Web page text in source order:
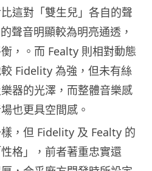
這對「雙生兒」各自的聲
聲音明顯較為明亮通透，
，。而 Fealty 則相對動態
Fidelity 為強，但未有絲
器的光澤，而整體音樂感
也更具空間感。
，但 Fidelity 及 Fealty 的
格」，前者著重忠實還